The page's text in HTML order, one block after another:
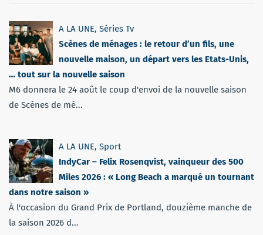
A LA UNE, Séries Tv
Scènes de ménages : le retour d’un fils, une
nouvelle maison, un départ vers les Etats-Unis,
… tout sur la nouvelle saison
M6 donnera le 24 août le coup d'envoi de la nouvelle saison
de Scènes de mé...
A LA UNE, Sport
IndyCar – Felix Rosenqvist, vainqueur des 500
Miles 2026 : « Long Beach a marqué un tournant
dans notre saison »
À l'occasion du Grand Prix de Portland, douzième manche de
la saison 2026 d...